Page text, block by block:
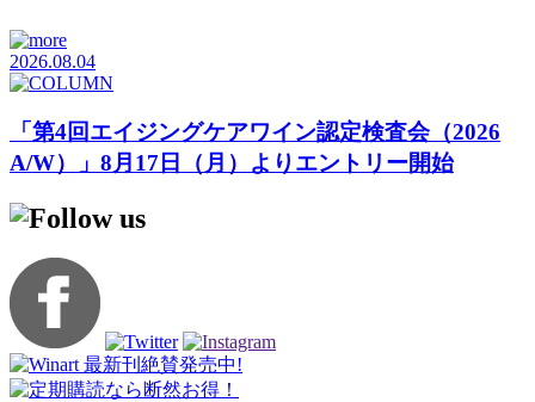
2026.08.04
「第4回エイジングケアワイン認定検査会（2026
A/W）」8月17日（月）よりエントリー開始